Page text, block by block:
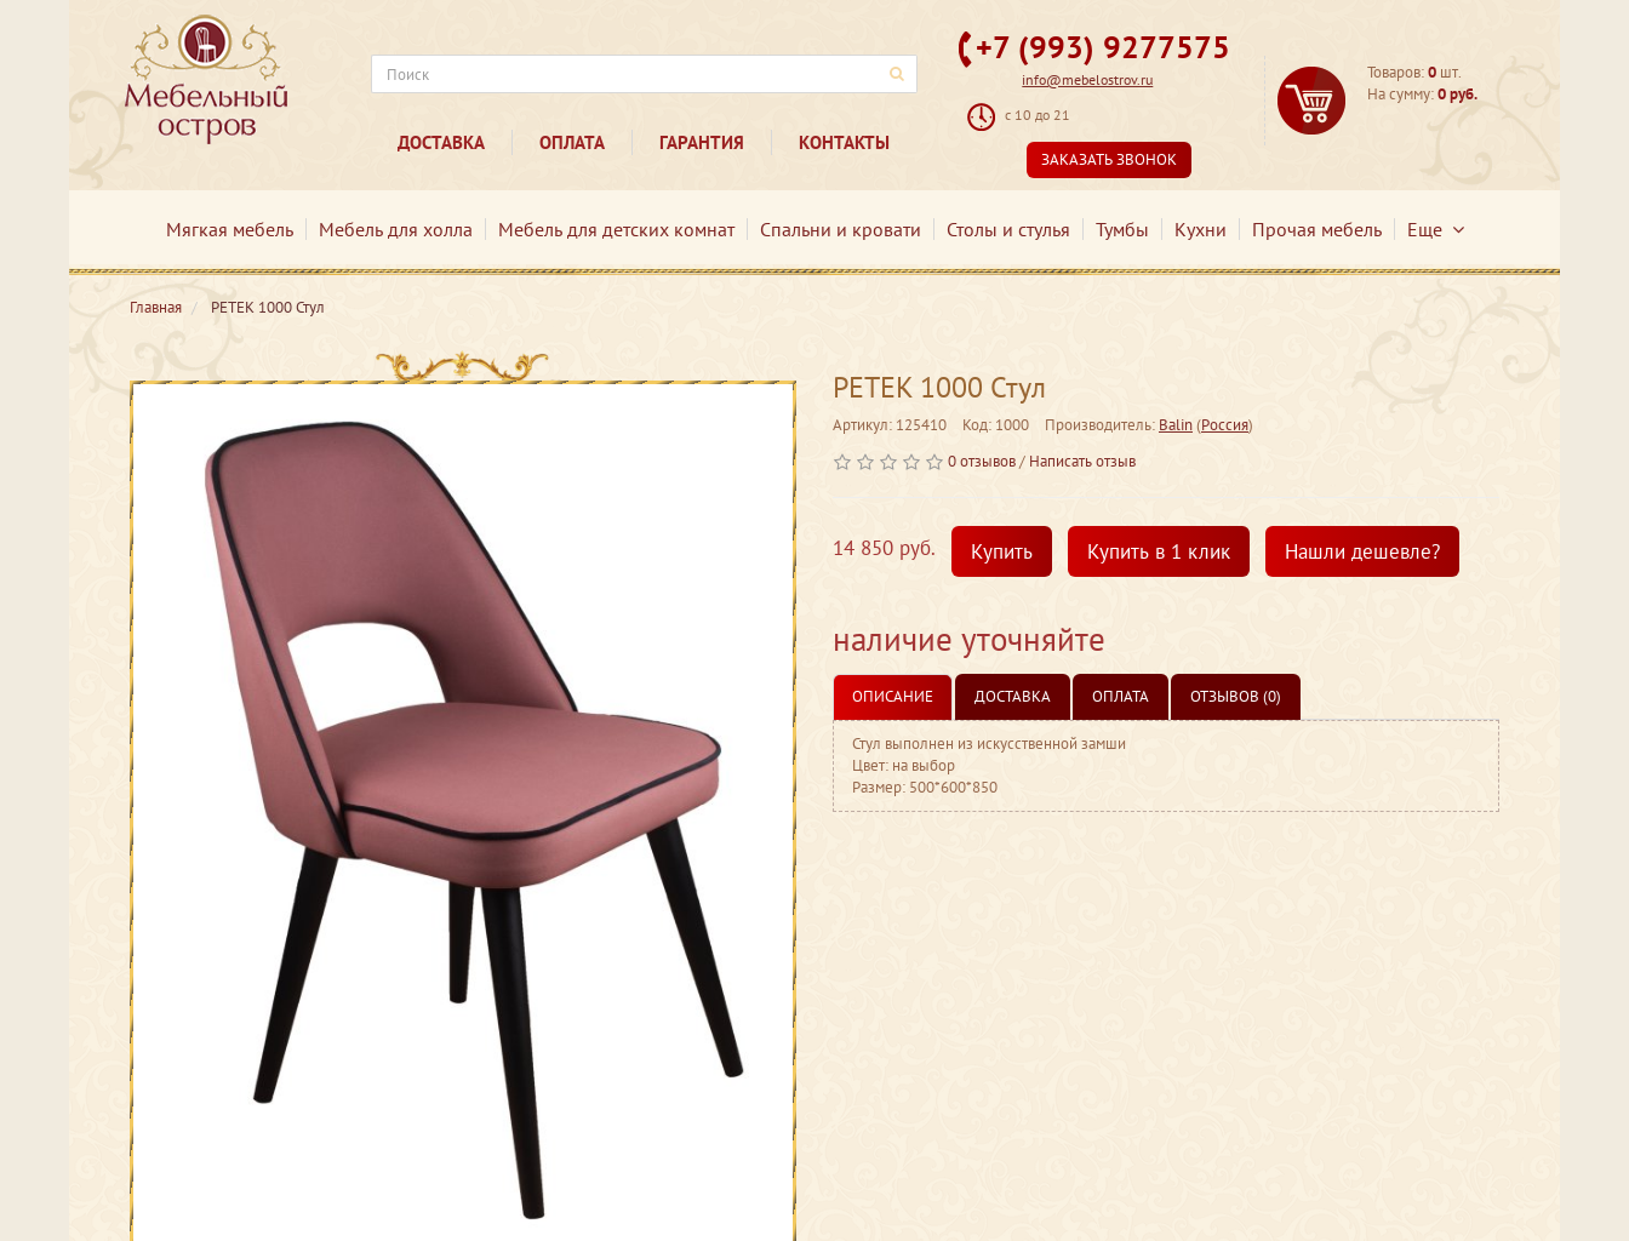
ДОСТАВКА ОПЛАТА ГАРАНТИЯ КОНТАКТЫ
+7 (993) 9277575
info@mebelostrov.ru
с 10 до 21
ЗАКАЗАТЬ ЗВОНОК
Товаров:0 шт.
На сумму:0 руб.
Мягкая мебель Мебель для холла Мебель для детских комнат Спальни и кровати Столы и стулья Тумбы Кухни Прочая мебель Еще
Главная PETEK 1000 Стул
PETEK 1000 Стул
Артикул: 125410 Код: 1000 Производитель: Balin(Россия)
0 отзывов/ Написать отзыв
14 850 руб. Купить Купить в 1 клик Нашли дешевле?
наличие уточняйте
ОПИСАНИЕ ДОСТАВКА ОПЛАТА ОТЗЫВОВ (0)
Стул выполнен из искусственной замши
Цвет: на выбор
Размер: 500*600*850